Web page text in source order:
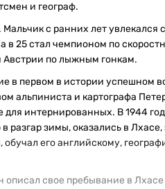
и географ.
с ранних лет
в 25 стал чемпионом по
Австрии по лыжным гонкам.
в первом в истории успешном
альпиниста и картографа
интернированных. В 1944
разгар зимы, оказались в
его английскому,
описал свое пребывание в